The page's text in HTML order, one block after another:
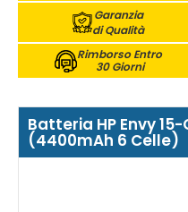
Garanzia
di Qualità
Rimborso Entro
30 Giorni
Batteria HP Envy
(4400mAh 6 Celle)